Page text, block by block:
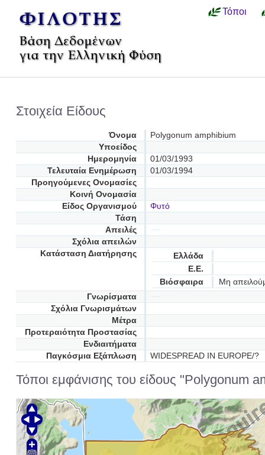
Τόποι
Στοιχεία Είδους
Όνομα
Polygonum amphibium
Υποείδος
Ημερομηνία
01/03/1993
Τελευταία Ενημέρωση
01/03/1994
Προηγούμενες Oνομασίες
Κοινή Ονομασία
Είδος Οργανισμού
Φυτό
Τάση
Απειλές
Σχόλια απειλών
Κατάσταση Διατήρησης
Ελλάδα
Ε.Ε.
Βιόσφαιρα
Μη
Γνωρίσματα
Σχόλια Γνωρισμάτων
Μέτρα
Προτεραιότητα Προστασίας
Ενδιαιτήματα
Παγκόσμια Εξάπλωση
WIDESPREAD IN EUROPE/?
Τόποι εμφάνισης του είδους "Polygonum